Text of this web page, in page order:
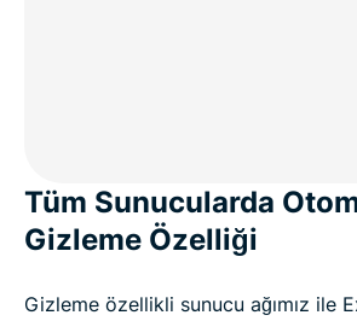
Tüm Sunucularda
Gizleme Özelliği
Gizleme özellikli sunucu ağımız ile